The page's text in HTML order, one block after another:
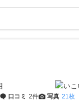
口コミ 2件 写真 21枚